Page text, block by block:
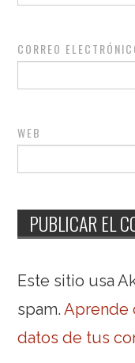
CORREO
WEB
Este sitio usa
spam.Aprende
datos de tus